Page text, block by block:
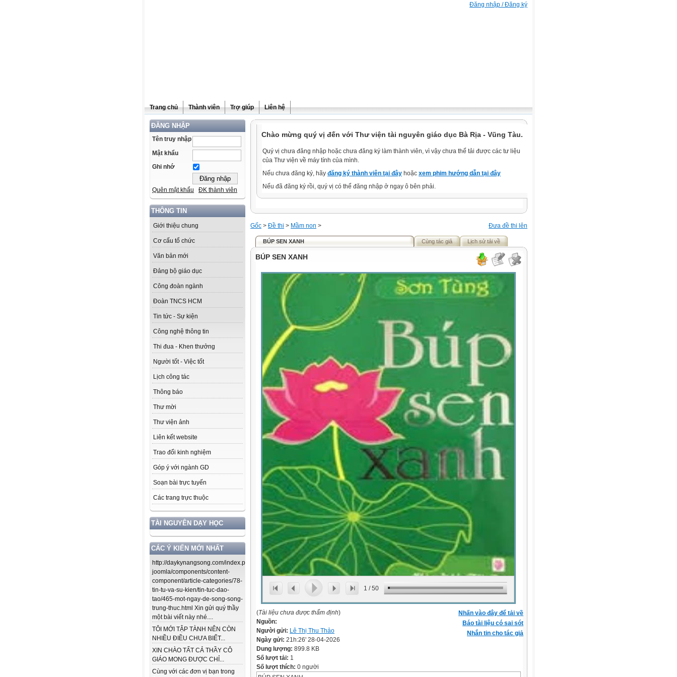
Đăng nhập / Đăng ký
Trang chủ Thành viên Trợ giúp Liên hệ
ĐĂNG NHẬP
Tên truy nhập
Mật khẩu
Ghi nhớ
Quên mật khẩu ĐK thành viên
THÔNG TIN
Giới thiệu chung
Cơ cấu tổ chức
Văn bản mới
Đảng bộ giáo dục
Công đoàn ngành
Đoàn TNCS HCM
Tin tức - Sự kiện
Công nghệ thông tin
Thi đua - Khen thưởng
Người tốt - Việc tốt
Lịch công tác
Thông báo
Thư mời
Thư viện ảnh
Liên kết website
Trao đổi kinh nghiệm
Góp ý với ngành GD
Soạn bài trực tuyến
Các trang trực thuộc
TÀI NGUYÊN DẠY HỌC
CÁC Ý KIẾN MỚI NHẤT
http://daykynangsong.com/index.php/using-
joomla/components/content-
component/article-categories/78-
tin-tu-va-su-kien/tin-tuc-dao-
tao/465-mot-ngay-de-song-song-
trung-thuc.html Xin gửi quý thầy
một bài viết này nhé....
TÔI MỚI TẬP TÀNH NÊN CÒN
NHIỀU ĐIỀU CHƯA BIẾT...
XIN CHÀO TẤT CẢ THẦY CÔ
GIÁO MONG ĐƯỢC CHỈ...
Cùng với các đơn vị bạn trong
Chào mừng quý vị đến với Thư viện tài nguyên giáo dục Bà Rịa - Vũng Tàu.
Quý vị chưa đăng nhập hoặc chưa đăng ký làm thành viên, vì vậy chưa thể tải được các tư liệu
của Thư viện về máy tính của mình.
Nếu chưa đăng ký, hãy đăng ký thành viên tại đây hoặc xem phim hướng dẫn tại đây
Nếu đã đăng ký rồi, quý vị có thể đăng nhập ở ngay ô bên phải.
Đưa đề thi lên
Gốc > Đề thi > Mầm non >
BÚP SEN XANH Cùng tác giả Lịch sử tải về
BÚP SEN XANH
1 /50
Nhấn vào đây để tải về
Báo tài liệu có sai sót
Nhắn tin cho tác giả
(Tài liệu chưa được thẩm định)
Nguồn:
Người gửi: Lê Thị Thu Thảo
Ngày gửi: 21h:26' 28-04-2026
Dung lượng: 899.8 KB
Số lượt tải: 1
Số lượt thích: 0 người